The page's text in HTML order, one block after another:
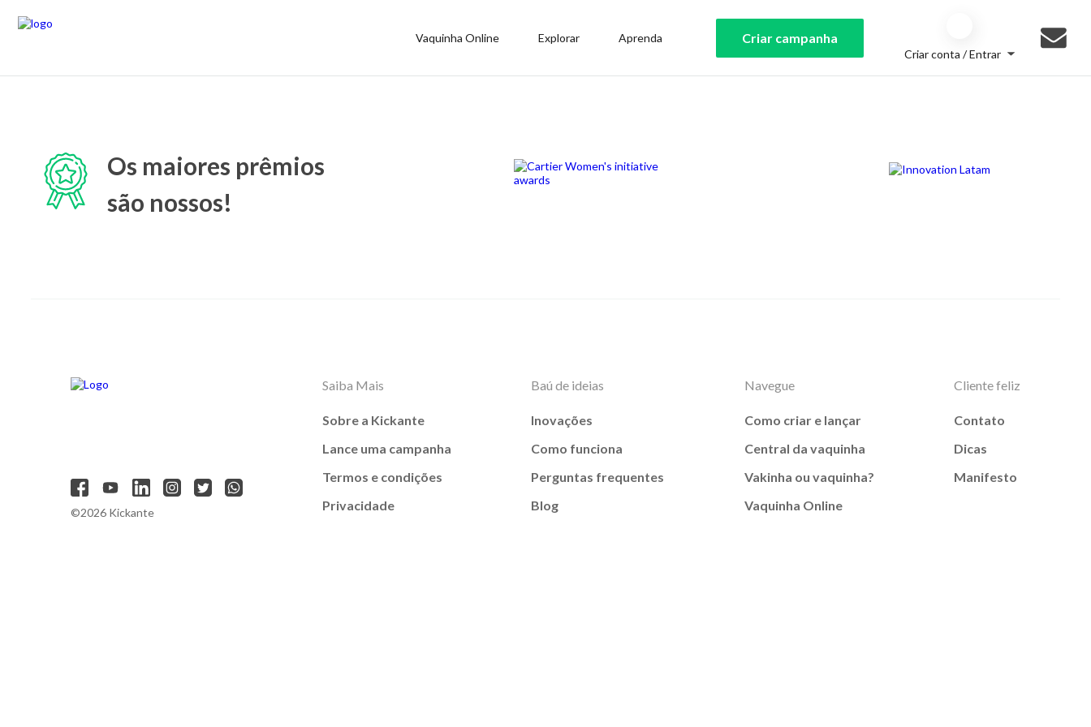
Vaquinha Online Explorar Aprenda Criar campanha
Criar conta / Entrar
Os maiores prêmios
são nossos!
©2026 Kickante
Saiba Mais
Sobre a Kickante
Lance uma campanha
Termos e condições
Privacidade
Baú de ideias
Inovações
Como funciona
Perguntas frequentes
Blog
Navegue
Como criar e lançar
Central da vaquinha
Vakinha ou vaquinha?
Vaquinha Online
Cliente feliz
Contato
Dicas
Manifesto